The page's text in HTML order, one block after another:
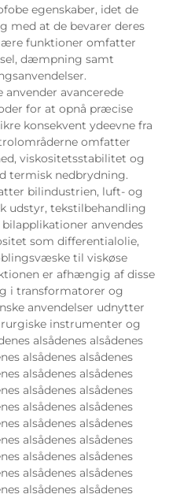
egenskaber, idet de
med at de bevarer deres
funktioner omfatter
dæmpning samt
avancerede
for at opnå præcise
konsekvent ydeevne fra
omfatter
viskositetsstabilitet og
termisk nedbrydning.
bilindustrien, luft- og
udstyr, tekstilbehandling
anvendes
som differentialolie,
til viskøse
er afhængig af disse
i transformatorer og
anvendelser udnytter
instrumenter og
alsådenes alsådenes
alsådenes alsådenes
alsådenes alsådenes
alsådenes alsådenes
alsådenes alsådenes
alsådenes alsådenes
alsådenes alsådenes
alsådenes alsådenes
alsådenes alsådenes
alsådenes alsådenes